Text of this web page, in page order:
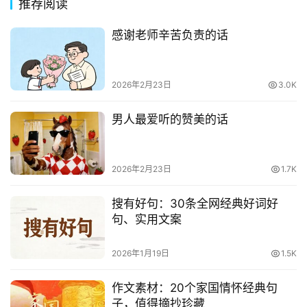
推荐阅读
感谢老师辛苦负责的话
2026年2月23日 3.0K
男人最爱听的赞美的话
2026年2月23日 1.7K
搜有好句：30条全网经典好词好
句、实用文案
2026年1月19日 1.5K
作文素材：20个家国情怀经典句
子，值得摘抄珍藏